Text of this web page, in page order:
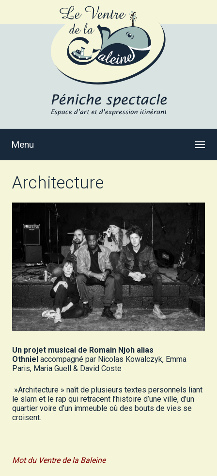
Menu
Architecture
Un projet musical de Romain Njoh alias
Othniel accompagné par Nicolas Kowalczyk, Emma
Paris, Maria Guell & David Coste
»Architecture » naît de plusieurs textes personnels liant
le slam et le rap qui retracent l’histoire d’une ville, d’un
quartier voire d’un immeuble où des bouts de vies se
croisent.
Mot du Ventre de la Baleine